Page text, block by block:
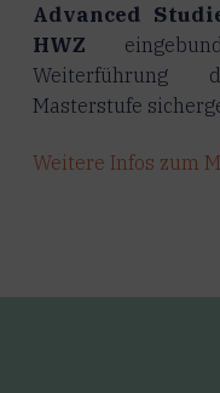
Advanced
HWZ
Weiterführung
Masterstufe
Weitere Infos zum